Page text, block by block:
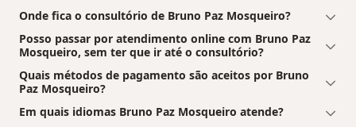
Onde fica o consultório de Bruno Paz Mosqueiro?
Posso passar por atendimento online com Bruno Paz
Mosqueiro, sem ter que ir até o consultório?
Quais métodos de pagamento são aceitos por Bruno
Paz Mosqueiro?
Em quais idiomas Bruno Paz Mosqueiro atende?